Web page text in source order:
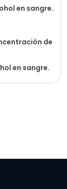
en sangre.
de
en sangre.